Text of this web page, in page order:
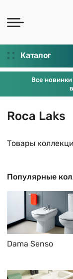
Каталог
Все
Roca Laks
Товары
Популярные
Dama Senso